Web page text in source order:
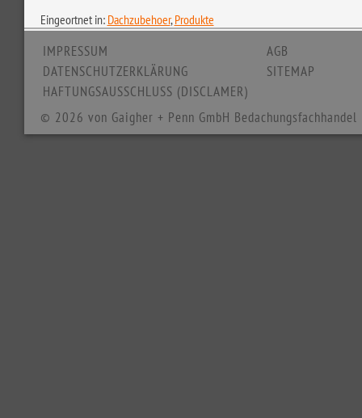
Eingeortnet in: Dachzubehoer,Produkte
IMPRESSUM
DATENSCHUTZERKLÄRUNG
HAFTUNGSAUSSCHLUSS (DISCLAMER)
AGB
SITEMAP
© 2026 von Gaigher + Penn GmbH Bedachungsfachhandel